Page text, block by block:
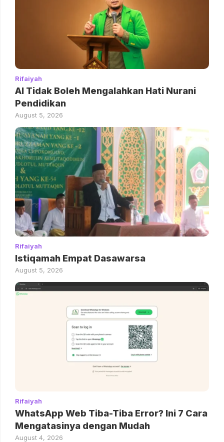
Rifaiyah
AI Tidak Boleh Mengalahkan Hati Nurani
Pendidikan
August 5, 2026
Rifaiyah
Istiqamah Empat Dasawarsa
August 5, 2026
Rifaiyah
WhatsApp Web Tiba-Tiba Error? Ini 7 Cara
Mengatasinya dengan Mudah
August 4, 2026